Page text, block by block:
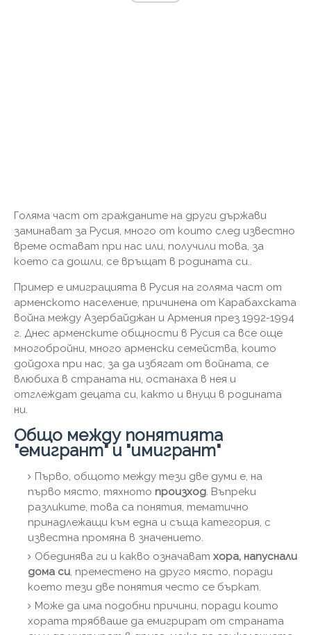
Голяма част от гражданите на други държави
заминават за Русия, много от които след известно
време остават при нас или, получили това, за
което са дошли, се връщат в родината си..
Пример е имиграцията в Русия на голяма част от
арменското население, причинена от Карабахската
война между Азербайджан и Армения през 1992-1994
г. Днес арменските общности в Русия са все още
многобройни, много арменски семейства, които
дойдоха при нас, за да избягат от войната, се
влюбиха в страната ни, останаха в нея и
отглеждат децата си, както и внуци в родината
ни.
Общо между понятията
"емигрант" и "имигрант"
Първо, общото между тези две думи е, на
първо място, тяхното произход. Въпреки
разликите, това са понятия, тематично
принадлежащи към една и съща категория, с
известна промяна в значението.
Обединява ги и какво означават хора, напуснали
дома си, преместено на друго място, поради
което тези две понятия често се бъркат.
Може да има подобни причини, поради които
хората трябваше да емигрират от страната